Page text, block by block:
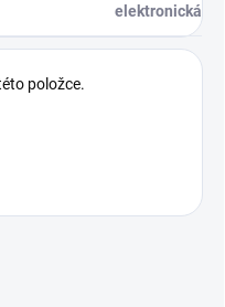
elektronická
položce.